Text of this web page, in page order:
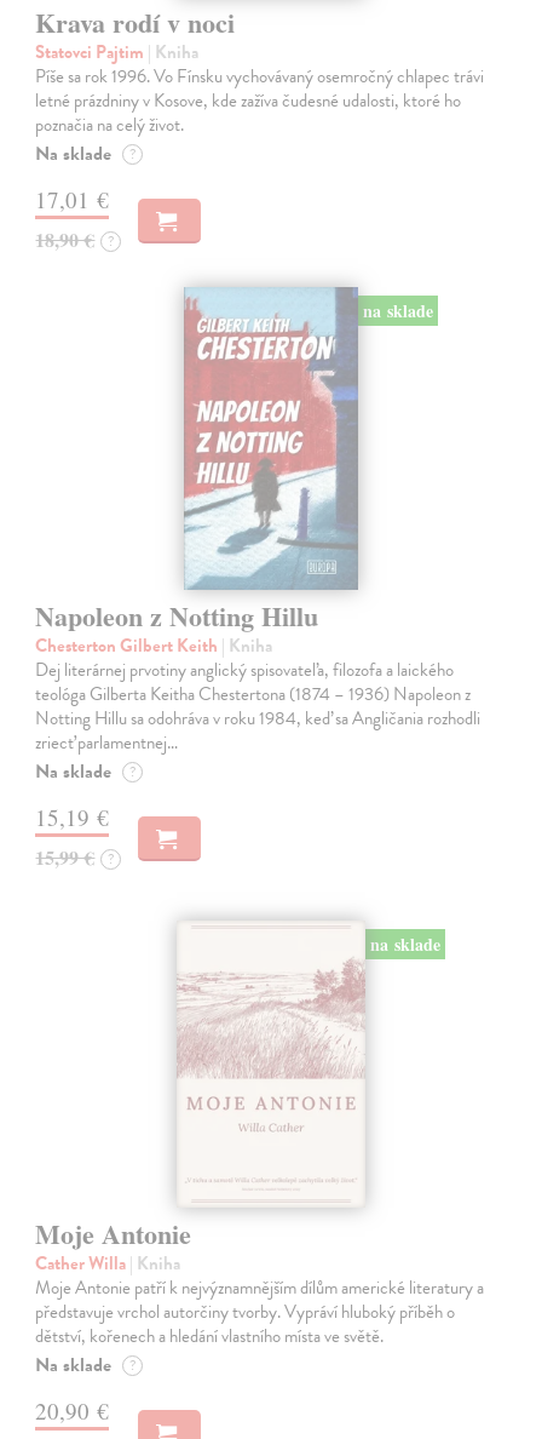
Krava rodí v noci
Statovci Pajtim | Kniha
Píše sa rok 1996. Vo Fínsku vychovávaný osemročný chlapec trávi
letné prázdniny v Kosove, kde zažíva čudesné udalosti, ktoré ho
poznačia na celý život.
Na sklade ?
17,01 €
18,90 € ?
na sklade
Napoleon z Notting Hillu
Chesterton Gilbert Keith | Kniha
Dej literárnej prvotiny anglický spisovateľa, filozofa a laického
teológa Gilberta Keitha Chestertona (1874 – 1936) Napoleon z
Notting Hillu sa odohráva v roku 1984, keď sa Angličania rozhodli
zriecť parlamentnej…
Na sklade ?
15,19 €
15,99 € ?
na sklade
Moje Antonie
Cather Willa| Kniha
Moje Antonie patří k nejvýznamnějším dílům americké literatury a
představuje vrchol autorčiny tvorby. Vypráví hluboký příběh o
dětství, kořenech a hledání vlastního místa ve světě.
Na sklade ?
20,90 €